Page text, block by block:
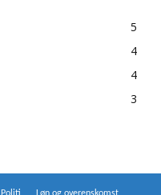
5
4
4
3